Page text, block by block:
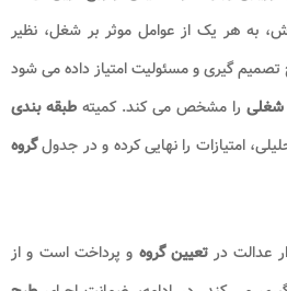
به هر یک از عوامل موثر بر شغل، نظیر
‌گیری و مسئولیت امتیاز داده می ‌شود
شغلی را مشخص می‌ کند. کمیته طبقه بندی
امتیازات را نهایی کرده و در جدولگروه
عدالت درتعیین گروه و پرداخت است و از